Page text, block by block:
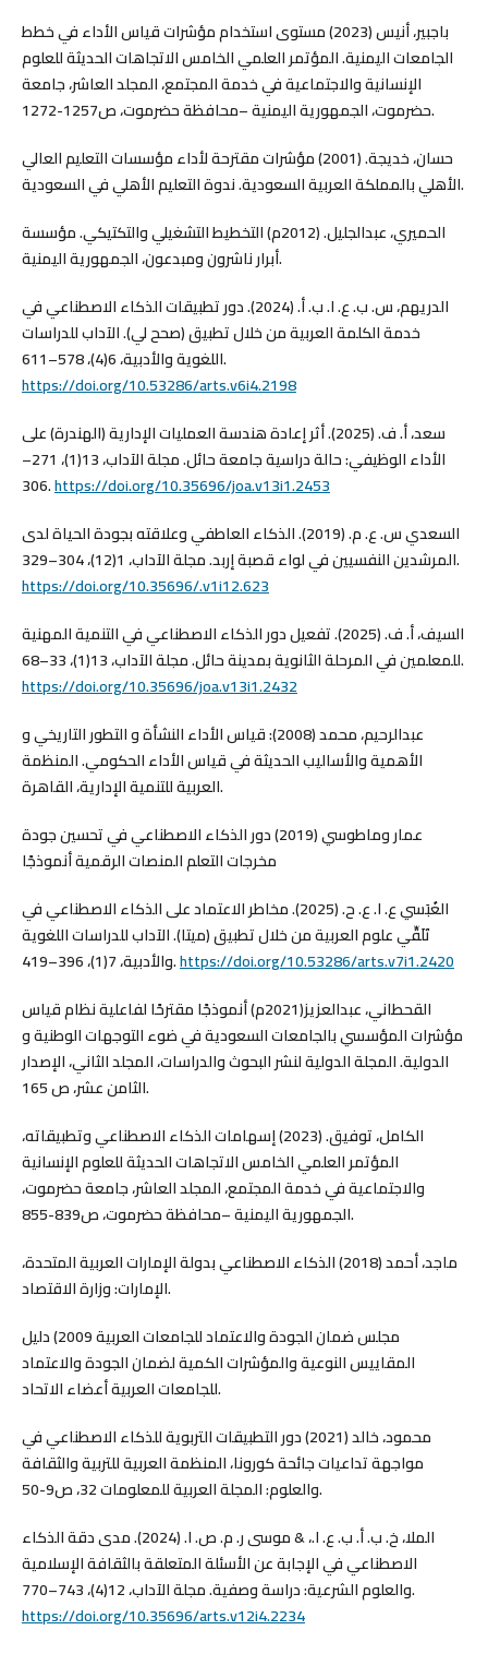
باجبير، أنيس (2023) مستوى استخدام مؤشرات قياس الأداء في خطط
الجامعات اليمنية. المؤتمر العلمي الخامس الاتجاهات الحديثة للعلوم
الإنسانية والاجتماعية في خدمة المجتمع، المجلد العاشر، جامعة
حضرموت، الجمهورية اليمنية –محافظة حضرموت، ص1257-1272.
حسان، خديجة. (2001) مؤشرات مقترحة لأداء مؤسسات التعليم العالي
الأهلي بالمملكة العربية السعودية. ندوة التعليم الأهلي في السعودية.
الحميري، عبدالجليل. (2012م) التخطيط التشغيلي والتكتيكي. مؤسسة
أبرار ناشرون ومبدعون، الجمهورية اليمنية.
الدريهم، س. ب. ع. ا. ب. أ. (2024). دور تطبيقات الذكاء الاصطناعي في
خدمة الكلمة العربية من خلال تطبيق (صحح لي). الآداب للدراسات
اللغوية والأدبية، 6(4)، 578–611.
https://doi.org/10.53286/arts.v6i4.2198
سعد، أ. ف. (2025). أثر إعادة هندسة العمليات الإدارية (الهندرة) على
الأداء الوظيفي: حالة دراسية جامعة حائل. مجلة الآداب، 13(1)، 271–
306.https://doi.org/10.35696/joa.v13i1.2453
السعدي س. ع. م. (2019). الذكاء العاطفي وعلاقته بجودة الحياة لدى
المرشدين النفسيين في لواء قصبة إربد. مجلة الآداب، 1(12)، 304–329.
https://doi.org/10.35696/.v1i12.623
السيف، أ. ف. (2025). تفعيل دور الذكاء الاصطناعي في التنمية المهنية
للمعلمين في المرحلة الثانوية بمدينة حائل. مجلة الآداب، 13(1)، 33–68.
https://doi.org/10.35696/joa.v13i1.2432
عبدالرحيم، محمد (2008): قياس الأداء النشأة و التطور التاريخي و
الأهمية والأساليب الحديثة في قياس الأداء الحكومي. المنظمة
العربية للتنمية الإدارية، القاهرة.
عمار وماطوسي (2019) دور الذكاء الاصطناعي في تحسين جودة
مخرجات التعلم المنصات الرقمية أنموذجًا
الغُبَسي ع. ا. ع. ح. (2025). مخاطر الاعتماد على الذكاء الاصطناعي في
تَلَقِّي علوم العربية من خلال تطبيق (ميتا). الآداب للدراسات اللغوية
والأدبية، 7(1)، 396–419.https://doi.org/10.53286/arts.v7i1.2420
القحطاني، عبدالعزيز(2021م) أنموذجًا مقترحًا لفاعلية نظام قياس
مؤشرات المؤسسي بالجامعات السعودية في ضوء التوجهات الوطنية و
الدولية. المجلة الدولية لنشر البحوث والدراسات، المجلد الثاني، الإصدار
الثامن عشر، ص 165.
الكامل، توفيق. (2023) إسهامات الذكاء الاصطناعي وتطبيقاته،
المؤتمر العلمي الخامس الاتجاهات الحديثة للعلوم الإنسانية
والاجتماعية في خدمة المجتمع، المجلد العاشر، جامعة حضرموت،
الجمهورية اليمنية –محافظة حضرموت، ص839-855.
ماجد، أحمد (2018) الذكاء الاصطناعي بدولة الإمارات العربية المتحدة،
الإمارات: وزارة الاقتصاد.
مجلس ضمان الجودة والاعتماد للجامعات العربية 2009) دليل
المقاييس النوعية والمؤشرات الكمية لضمان الجودة والاعتماد
للجامعات العربية أعضاء الاتحاد.
محمود، خالد (2021) دور التطبيقات التربوية للذكاء الاصطناعي في
مواجهة تداعيات جائحة كورونا، المنظمة العربية للتربية والثقافة
والعلوم: المجلة العربية للمعلومات 32، ص9-50.
الملا، خ. ب. أ. ب. ع. ا.، & موسى ر. م. ص. ا. (2024). مدى دقة الذكاء
الاصطناعي في الإجابة عن الأسئلة المتعلقة بالثقافة الإسلامية
والعلوم الشرعية: دراسة وصفية. مجلة الآداب، 12(4)، 743–770.
https://doi.org/10.35696/arts.v12i4.2234